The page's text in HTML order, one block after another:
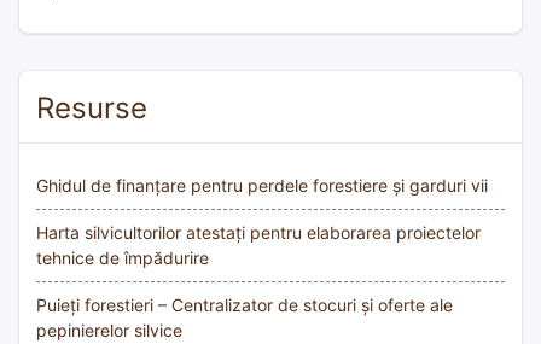
Resurse
Ghidul de finanțare pentru perdele forestiere și garduri vii
Harta silvicultorilor atestați pentru elaborarea proiectelor
tehnice de împădurire
Puieți forestieri – Centralizator de stocuri și oferte ale
pepinierelor silvice